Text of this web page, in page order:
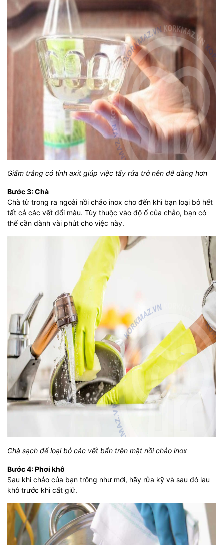
Giấm trắng có tính axit giúp việc tẩy rửa trở nên dễ dàng hơn
Bước 3: Chà
Chà từ trong ra ngoài nồi chảo inox cho đến khi bạn loại bỏ hết
tất cả các vết đổi màu. Tùy thuộc vào độ ố của chảo, bạn có
thể cần dành vài phút cho việc này.
Chà sạch để loại bỏ các vết bẩn trên mặt nồi chảo inox
Bước 4: Phơi khô
Sau khi chảo của bạn trông như mới, hãy rửa kỹ và sau đó lau
khô trước khi cất giữ.